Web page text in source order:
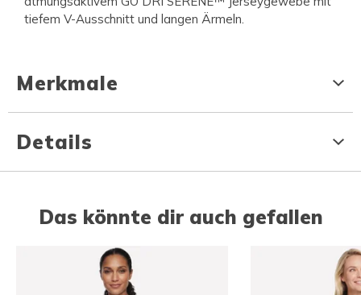
tiefem V-Ausschnitt und langen Ärmeln.
Merkmale
Details
Das könnte dir auch gefallen